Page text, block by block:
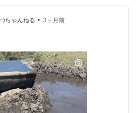
まいましたが 綺麗なガラス張りの
んでね。悩まし…
)ちゃんねる • 3ヶ月前